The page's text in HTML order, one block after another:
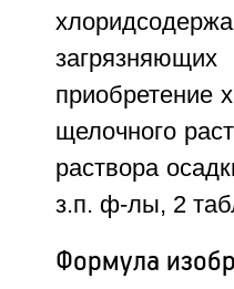
приобретение
щелочного
раствора
з.п. ф-лы, 2
Формула